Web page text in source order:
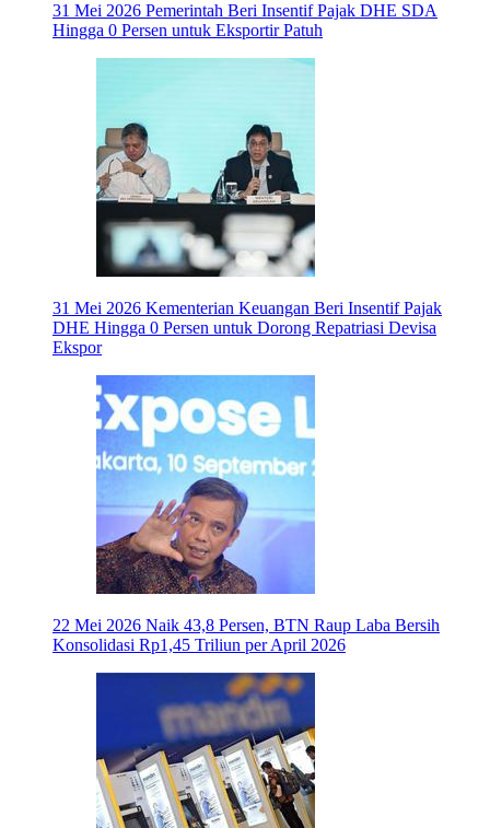
31 Mei 2026 Pemerintah Beri Insentif Pajak DHE SDA
Hingga 0 Persen untuk Eksportir Patuh
31 Mei 2026 Kementerian Keuangan Beri Insentif Pajak
DHE Hingga 0 Persen untuk Dorong Repatriasi Devisa
Ekspor
22 Mei 2026 Naik 43,8 Persen, BTN Raup Laba Bersih
Konsolidasi Rp1,45 Triliun per April 2026